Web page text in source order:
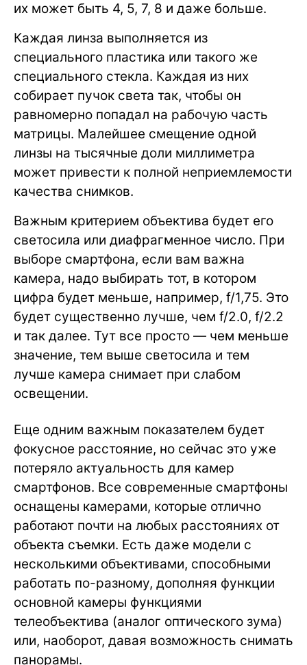
их может быть 4, 5, 7, 8 и даже больше.
Каждая линза выполняется из
специального пластика или такого же
специального стекла. Каждая из них
собирает пучок света так, чтобы он
равномерно попадал на рабочую часть
матрицы. Малейшее смещение одной
линзы на тысячные доли миллиметра
может привести к полной неприемлемости
качества снимков.
Важным критерием объектива будет его
светосила или диафрагменное число. При
выборе смартфона, если вам важна
камера, надо выбирать тот, в котором
цифра будет меньше, например, f/1,75. Это
будет существенно лучше, чем f/2.0, f/2.2
и так далее. Тут все просто — чем меньше
значение, тем выше светосила и тем
лучше камера снимает при слабом
освещении.
Еще одним важным показателем будет
фокусное расстояние, но сейчас это уже
потеряло актуальность для камер
смартфонов. Все современные смартфоны
оснащены камерами, которые отлично
работают почти на любых расстояниях от
объекта съемки. Есть даже модели с
несколькими объективами, способными
работать по-разному, дополняя функции
основной камеры функциями
телеобъектива (аналог оптического зума)
или, наоборот, давая возможность снимать
панорамы.